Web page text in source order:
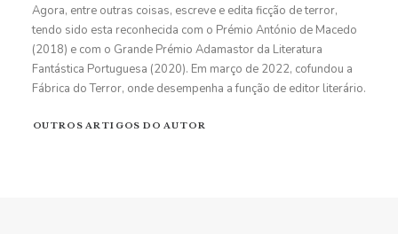
Agora, entre outras coisas, escreve e edita ficção de terror,
tendo sido esta reconhecida com o Prémio António de Macedo
(2018) e com o Grande Prémio Adamastor da Literatura
Fantástica Portuguesa (2020). Em março de 2022, cofundou a
Fábrica do Terror, onde desempenha a função de editor literário.
OUTROS ARTIGOS DO AUTOR